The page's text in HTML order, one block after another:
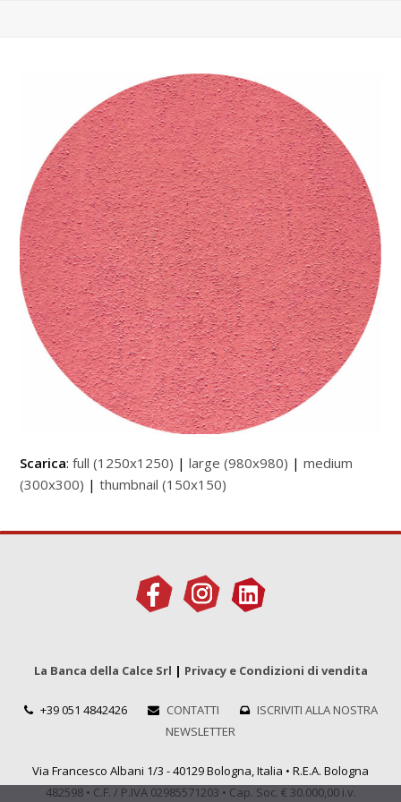
Scarica:full (1250x1250) |large (980x980) |medium
(300x300) |thumbnail (150x150)
La Banca della Calce Srl | Privacy e Condizioni di vendita
+39 051 4842426 CONTATTI
ISCRIVITI ALLA NOSTRA
NEWSLETTER
Via Francesco Albani 1/3 - 40129 Bologna, Italia • R.E.A. Bologna
482598 • C.F. / P.IVA 02985571203 • Cap. Soc. € 30.000,00 i.v.